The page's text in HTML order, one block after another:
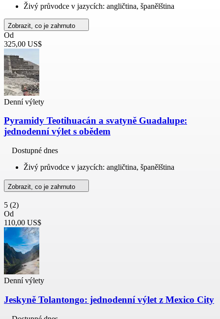
Živý průvodce v jazycích: angličtina, španělština
Zobrazit, co je zahrnuto
Od
325,00 US$
Denní výlety
Pyramidy Teotihuacán a svatyně Guadalupe:
jednodenní výlet s obědem
Dostupné dnes
Živý průvodce v jazycích: angličtina, španělština
Zobrazit, co je zahrnuto
5 (2)
Od
110,00 US$
Denní výlety
Jeskyně Tolantongo: jednodenní výlet z Mexico City